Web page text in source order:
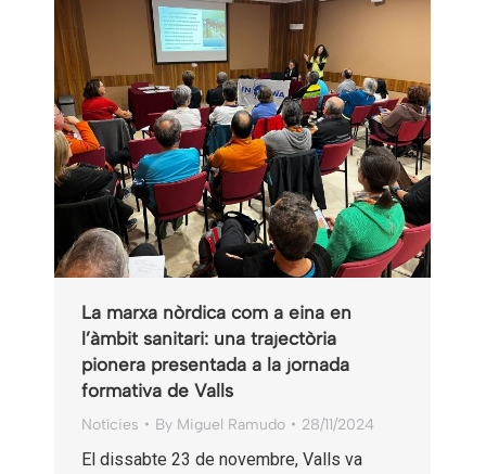
La marxa nòrdica com a eina en
l’àmbit sanitari: una trajectòria
pionera presentada a la jornada
formativa de Valls
Notícies By Miguel Ramudo 28/11/2024
El dissabte 23 de novembre, Valls va